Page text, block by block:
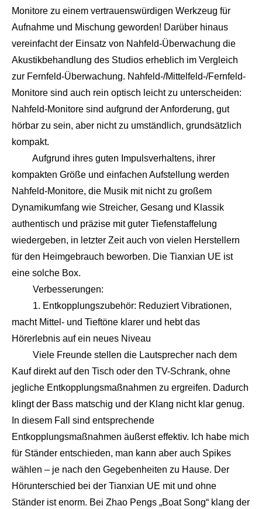
Monitore zu einem vertrauenswürdigen Werkzeug für
Aufnahme und Mischung geworden! Darüber hinaus
vereinfacht der Einsatz von Nahfeld-Überwachung die
Akustikbehandlung des Studios erheblich im Vergleich
zur Fernfeld-Überwachung. Nahfeld-/Mittelfeld-/Fernfeld-
Monitore sind auch rein optisch leicht zu unterscheiden:
Nahfeld-Monitore sind aufgrund der Anforderung, gut
hörbar zu sein, aber nicht zu umständlich, grundsätzlich
kompakt.
Aufgrund ihres guten Impulsverhaltens, ihrer
kompakten Größe und einfachen Aufstellung werden
Nahfeld-Monitore, die Musik mit nicht zu großem
Dynamikumfang wie Streicher, Gesang und Klassik
authentisch und präzise mit guter Tiefenstaffelung
wiedergeben, in letzter Zeit auch von vielen Herstellern
für den Heimgebrauch beworben. Die Tianxian UE ist
eine solche Box.
Verbesserungen:
1. Entkopplungszubehör: Reduziert Vibrationen,
macht Mittel- und Tieftöne klarer und hebt das
Hörerlebnis auf ein neues Niveau
Viele Freunde stellen die Lautsprecher nach dem
Kauf direkt auf den Tisch oder den TV-Schrank, ohne
jegliche Entkopplungsmaßnahmen zu ergreifen. Dadurch
klingt der Bass matschig und der Klang nicht klar genug.
In diesem Fall sind entsprechende
Entkopplungsmaßnahmen äußerst effektiv. Ich habe mich
für Ständer entschieden, man kann aber auch Spikes
wählen – je nach den Gegebenheiten zu Hause. Der
Hörunterschied bei der Tianxian UE mit und ohne
Ständer ist enorm. Bei Zhao Pengs „Boat Song“ klang der